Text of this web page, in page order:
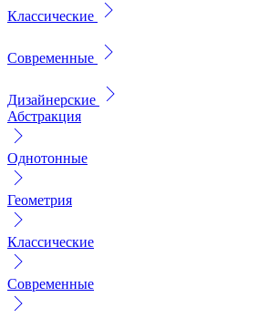
Классические
Современные
Дизайнерские
Абстракция
Однотонные
Геометрия
Классические
Современные